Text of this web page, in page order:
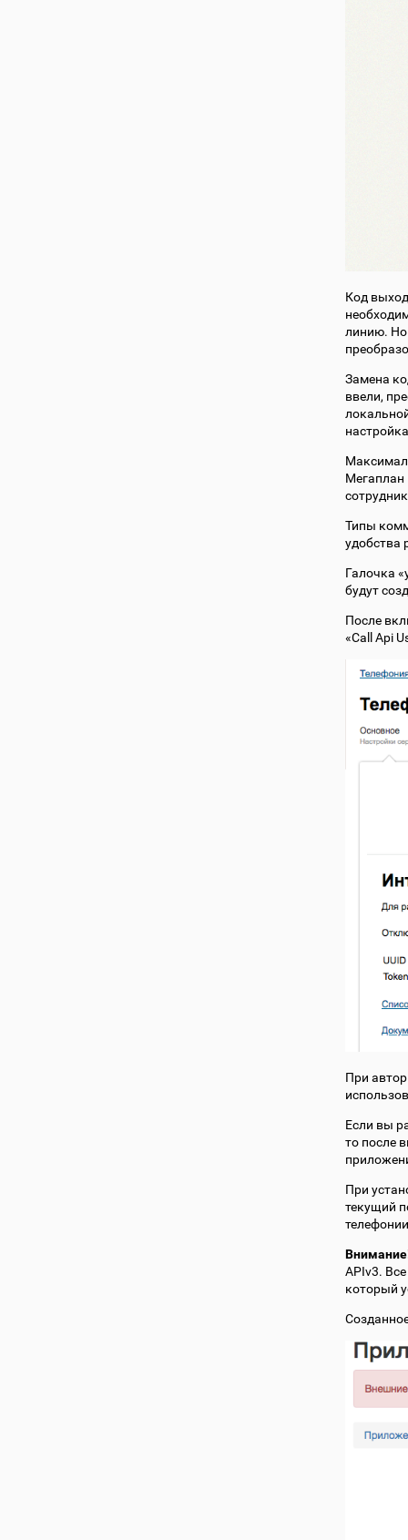
Код
линию.
Замена
ввели,
Мегаплан
Типы
удобства
Галочка
будут
После
«Call Api
При
Если вы
то после
При
текущий
APIv3.
который